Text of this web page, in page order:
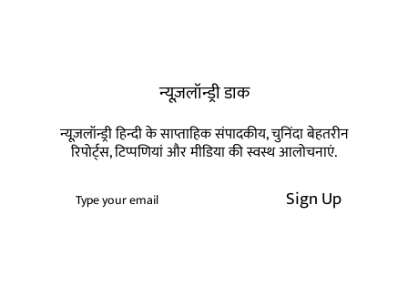
न्यूज़लॉन्ड्री डाक
न्यूज़लॉन्ड्री हिन्दी के साप्ताहिक संपादकीय, चुनिंदा बेहतरीन
रिपोर्ट्स, टिप्पणियां और मीडिया की स्वस्थ आलोचनाएं.
Sign Up